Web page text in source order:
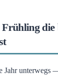
die
Jahr unterwegs